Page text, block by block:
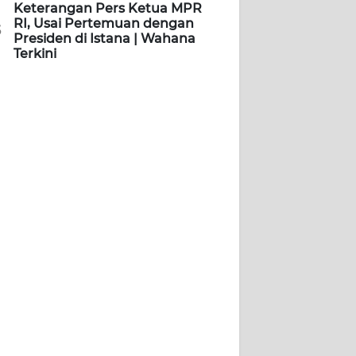
Keterangan Pers Ketua MPR
RI, Usai Pertemuan dengan
Presiden di Istana | Wahana
Terkini